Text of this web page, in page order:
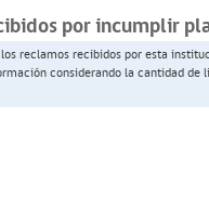
por incumplir
reclamos recibidos por esta
considerando la cantidad